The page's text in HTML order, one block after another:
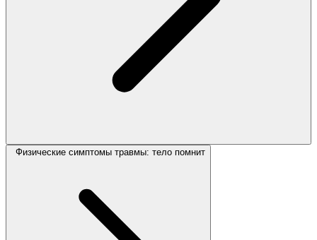
Физические симптомы травмы: тело помнит